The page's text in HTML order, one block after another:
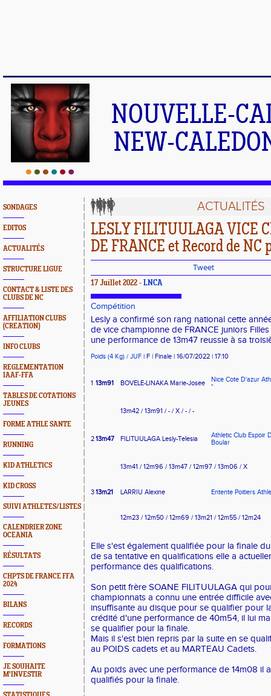
NOUVELLE-
NEW-
SONDAGES
EDITOS
ACTUALITÉS
STRUCTURE LIGUE
CONTACT & LISTE DES
CLUBS DE NC
AFFILIATION CLUBS
(CREATION)
INFO CLUBS
REGLEMENTATION
IAAF-FFA
TABLES DE COTATIONS
JEUNES
FORME ATHLE SANTE
RUNNING
KID ATHLETICS
KID CROSS
SUIVI ATHLETES/LISTES
CALENDRIER ZONE
OCEANIA
RÉSULTATS
CHPTS DE FRANCE FFA
2024
BILANS
RECORDS
FORMATIONS
JE SOUHAITE
M'INVESTIR
ACTUALITÉS
LESLY FILITUULAGA VICE
DE FRANCE et Record de NC
Tweet
17 Juillet 2022 - LNCA
Compétition
Lesly a confirmé son rang national cette
de vice championne de FRANCE juniors
une performance de 13m47 reussie à sa
Poids (4 Kg) / JUF | F | Finale | 16/07/2022 | 17:10
1 13m91 BOVELE-LINAKA Marie-Josee
Nice Cote D'azur
*
13m42 / 13m91 / - / X / - / -
213m47 FILITUULAGA Lesly-Telesia
Athletic Club Espoir
Boular
13m41 / 12m96 / 13m47 / 12m97 / 13m06 / X
313m21 LARRIU Alexine Entente Poitiers
12m23 / 12m50 / 12m69 / 13m21 / 12m55 / 12m24
Elle s'est également qualifiée pour la finale
de sa tentative en qualifications elle a
performance des qualifications.
Son petit frère SOANE FILITUULAGA qui
championnats a connu une entrée difficile
insuffisante au disque pour se qualifier pour
crédité d'une performance de 40m54, il lui
se qualifier pour la finale.
Mais il s'est bien repris par la suite en se
au POIDS cadets et au MARTEAU Cadets.
Au poids avec une performance de 14m08 il
qualifiés pour la finale.